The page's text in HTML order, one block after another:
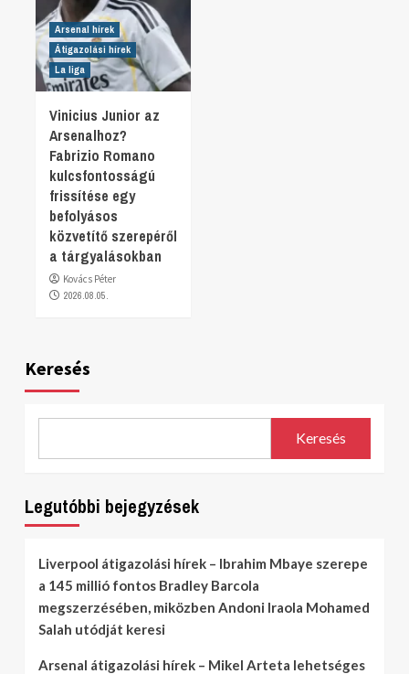
Arsenal hírek
Átigazolási hírek
La liga
Vinicius Junior az
Arsenalhoz?
Fabrizio Romano
kulcsfontosságú
frissítése egy
befolyásos
közvetítő szerepéről
a tárgyalásokban
Kovács Péter
2026.08.05.
Keresés
Keresés
Legutóbbi bejegyzések
Liverpool átigazolási hírek – Ibrahim Mbaye szerepe
a 145 millió fontos Bradley Barcola
megszerzésében, miközben Andoni Iraola Mohamed
Salah utódját keresi
Arsenal átigazolási hírek – Mikel Arteta lehetséges